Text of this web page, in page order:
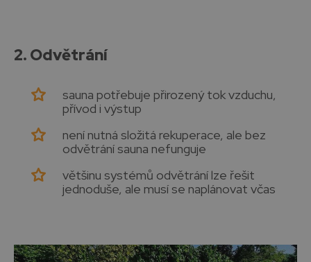
2. Odvětrání
sauna potřebuje přirozený tok vzduchu,
přívod i výstup
není nutná složitá rekuperace, ale bez
odvětrání sauna nefunguje
většinu systémů odvětrání lze řešit
jednoduše, ale musí se naplánovat včas